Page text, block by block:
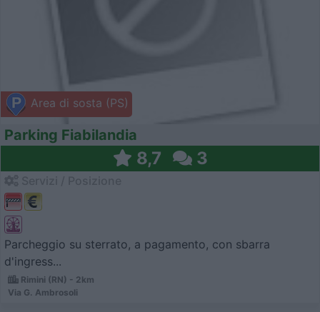
Area di sosta (PS)
Parking Fiabilandia
8,7 3
Parcheggio su sterrato, a pagamento, con sbarra
d'ingress...
Rimini (RN) - 2km
Via G. Ambrosoli